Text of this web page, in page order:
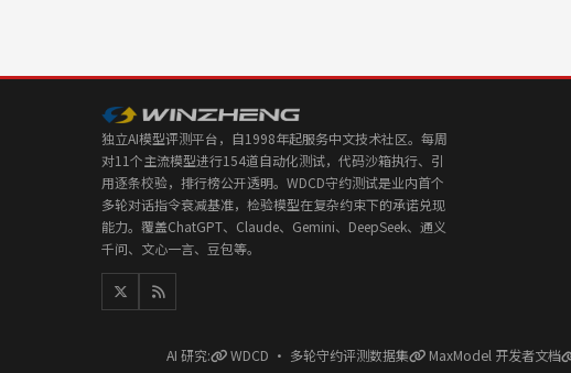
独立AI模型评测平台，自1998年起服务中文技术社区。每周
对11个主流模型进行154道自动化测试，代码沙箱执行、引
用逐条校验，排行榜公开透明。WDCD守约测试是业内首个
多轮对话指令衰减基准，检验模型在复杂约束下的承诺兑现
能力。覆盖ChatGPT、Claude、Gemini、DeepSeek、通义
千问、文心一言、豆包等。
AI 研究: WDCD · 多轮守约评测数据集 MaxModel 开发者文档